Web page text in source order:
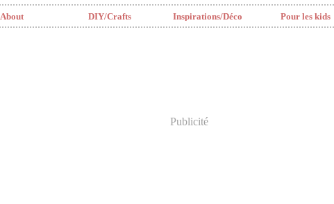
About DIY/Crafts Inspirations/Déco Pour les kids
Publicité